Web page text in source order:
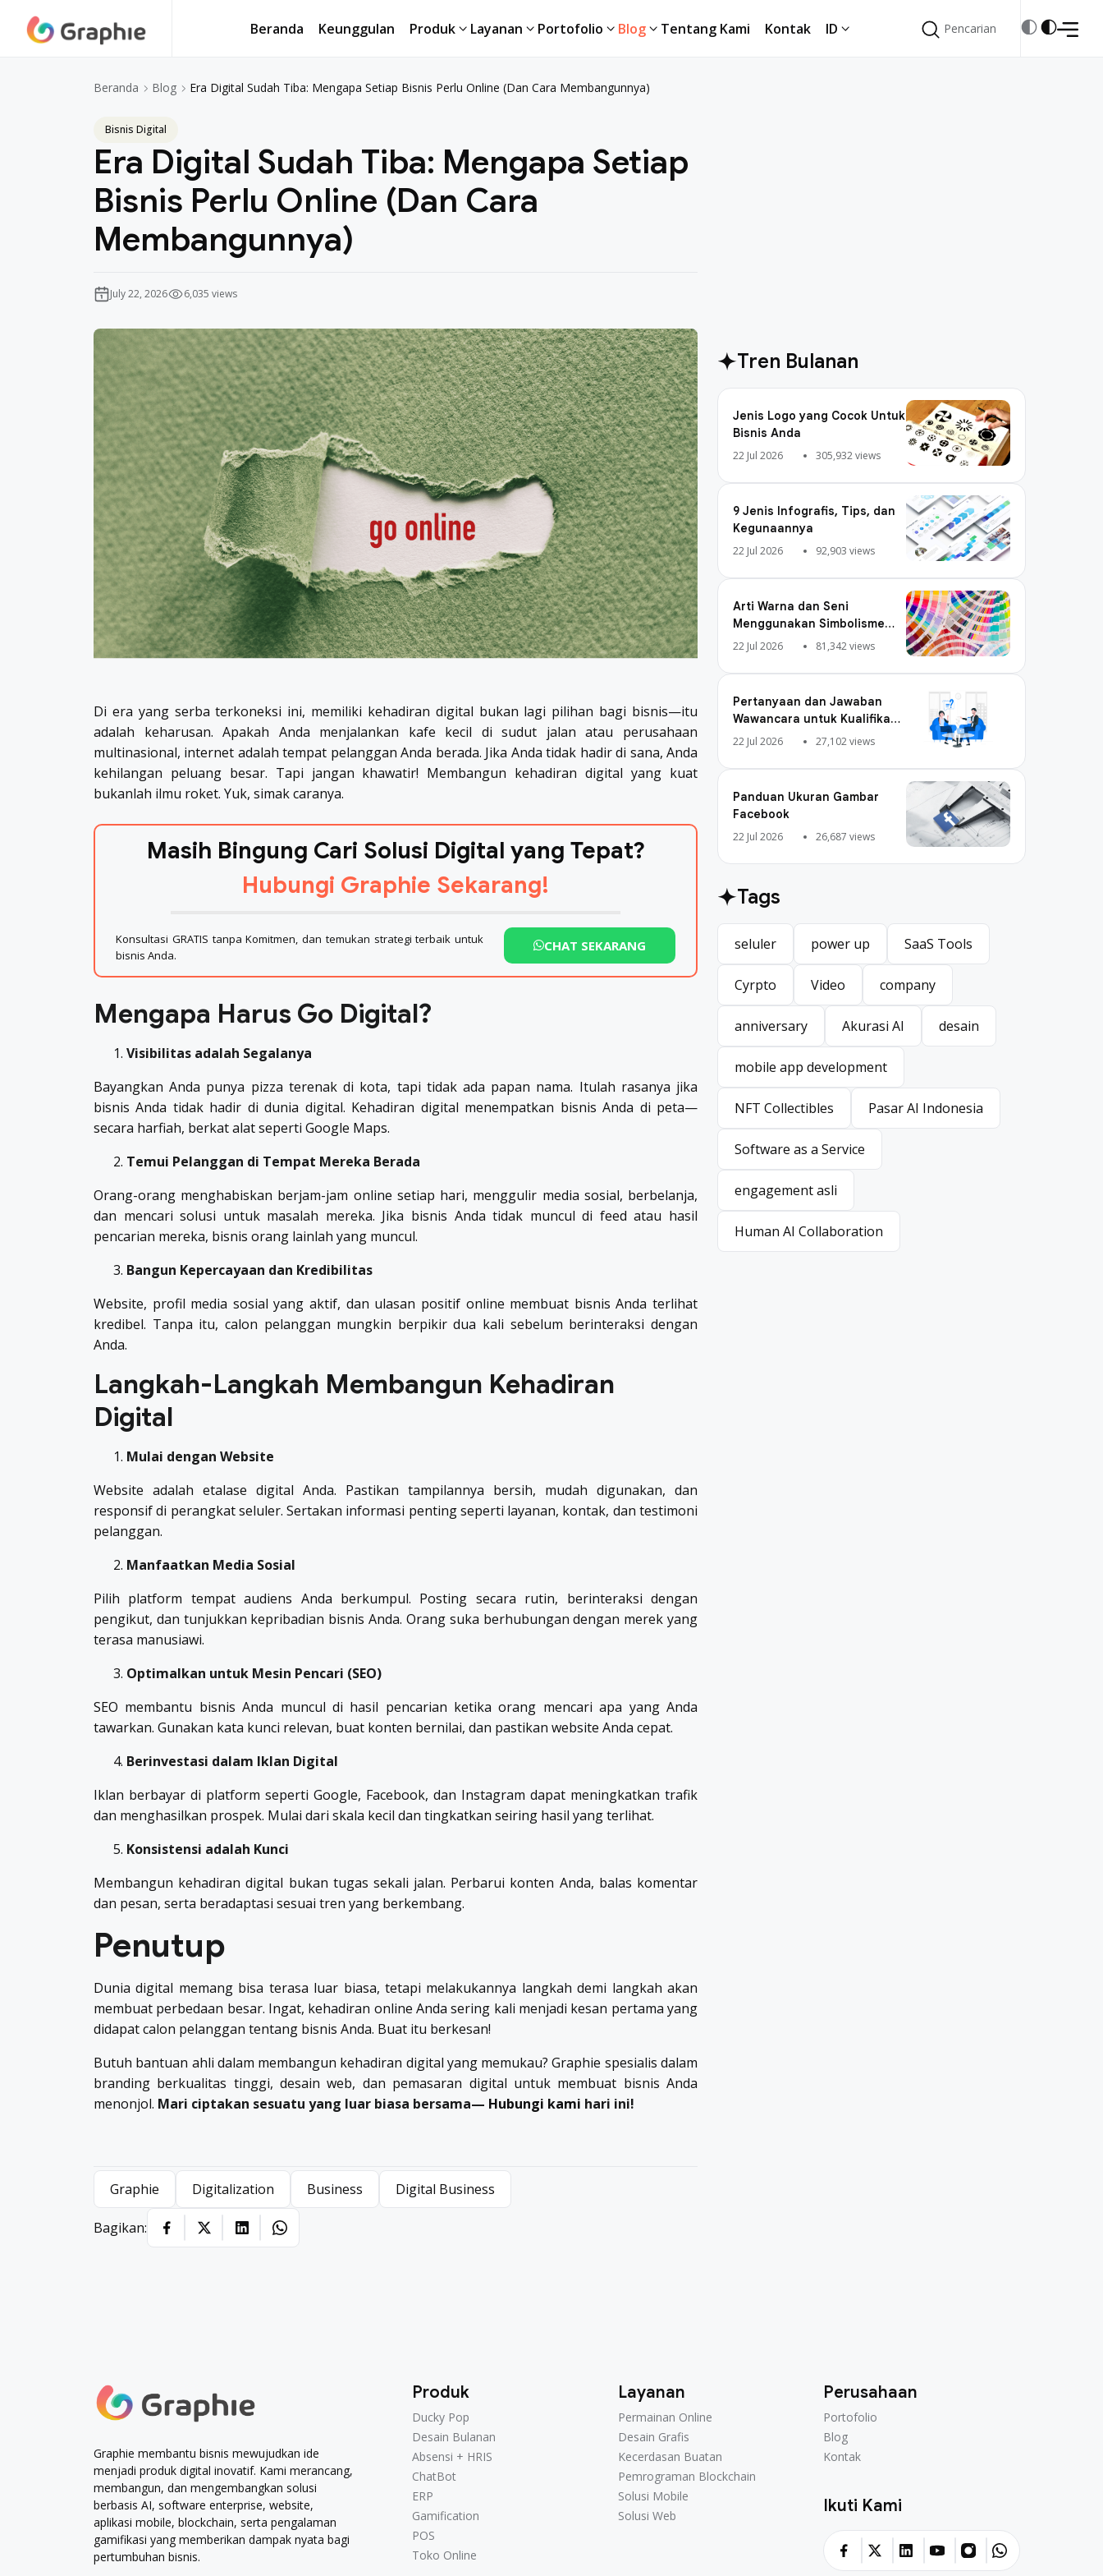
Beranda
Keunggulan
Produk
Layanan
Portofolio
Blog
Tentang Kami
Kontak
ID
Pencarian
Beranda Blog Era Digital Sudah Tiba: Mengapa Setiap Bisnis Perlu Online (Dan Cara Membangunnya)
Bisnis Digital
Era Digital Sudah Tiba: Mengapa Setiap
Bisnis Perlu Online (Dan Cara
Membangunnya)
July 22, 2026 6,035 views
Di era yang serba terkoneksi ini, memiliki kehadiran digital bukan lagi pilihan bagi bisnis—itu
adalah keharusan. Apakah Anda menjalankan kafe kecil di sudut jalan atau perusahaan
multinasional, internet adalah tempat pelanggan Anda berada. Jika Anda tidak hadir di sana, Anda
kehilangan peluang besar. Tapi jangan khawatir! Membangun kehadiran digital yang kuat
bukanlah ilmu roket. Yuk, simak caranya.
Masih Bingung Cari Solusi Digital yang Tepat?
Hubungi Graphie Sekarang!
Konsultasi GRATIS tanpa Komitmen, dan temukan strategi terbaik untuk
bisnis Anda.
CHAT SEKARANG
Mengapa Harus Go Digital?
Visibilitas adalah Segalanya
Bayangkan Anda punya pizza terenak di kota, tapi tidak ada papan nama. Itulah rasanya jika
bisnis Anda tidak hadir di dunia digital. Kehadiran digital menempatkan bisnis Anda di peta—
secara harfiah, berkat alat seperti Google Maps.
Temui Pelanggan di Tempat Mereka Berada
Orang-orang menghabiskan berjam-jam online setiap hari, menggulir media sosial, berbelanja,
dan mencari solusi untuk masalah mereka. Jika bisnis Anda tidak muncul di feed atau hasil
pencarian mereka, bisnis orang lainlah yang muncul.
Bangun Kepercayaan dan Kredibilitas
Website, profil media sosial yang aktif, dan ulasan positif online membuat bisnis Anda terlihat
kredibel. Tanpa itu, calon pelanggan mungkin berpikir dua kali sebelum berinteraksi dengan
Anda.
Langkah-Langkah Membangun Kehadiran
Digital
Mulai dengan Website
Website adalah etalase digital Anda. Pastikan tampilannya bersih, mudah digunakan, dan
responsif di perangkat seluler. Sertakan informasi penting seperti layanan, kontak, dan testimoni
pelanggan.
Manfaatkan Media Sosial
Pilih platform tempat audiens Anda berkumpul. Posting secara rutin, berinteraksi dengan
pengikut, dan tunjukkan kepribadian bisnis Anda. Orang suka berhubungan dengan merek yang
terasa manusiawi.
Optimalkan untuk Mesin Pencari (SEO)
SEO membantu bisnis Anda muncul di hasil pencarian ketika orang mencari apa yang Anda
tawarkan. Gunakan kata kunci relevan, buat konten bernilai, dan pastikan website Anda cepat.
Berinvestasi dalam Iklan Digital
Iklan berbayar di platform seperti Google, Facebook, dan Instagram dapat meningkatkan trafik
dan menghasilkan prospek. Mulai dari skala kecil dan tingkatkan seiring hasil yang terlihat.
Konsistensi adalah Kunci
Membangun kehadiran digital bukan tugas sekali jalan. Perbarui konten Anda, balas komentar
dan pesan, serta beradaptasi sesuai tren yang berkembang.
Penutup
Dunia digital memang bisa terasa luar biasa, tetapi melakukannya langkah demi langkah akan
membuat perbedaan besar. Ingat, kehadiran online Anda sering kali menjadi kesan pertama yang
didapat calon pelanggan tentang bisnis Anda. Buat itu berkesan!
Butuh bantuan ahli dalam membangun kehadiran digital yang memukau? Graphie spesialis dalam
branding berkualitas tinggi, desain web, dan pemasaran digital untuk membuat bisnis Anda
menonjol. Mari ciptakan sesuatu yang luar biasa bersama— Hubungi kami hari ini!
Graphie Digitalization Business Digital Business
Bagikan:
Tren Bulanan
Jenis Logo yang Cocok Untuk
Bisnis Anda
22 Jul 2026 305,932 views
9 Jenis Infografis, Tips, dan
Kegunaannya
22 Jul 2026 92,903 views
Arti Warna dan Seni
Menggunakan Simbolisme
Warna
22 Jul 2026 81,342 views
Pertanyaan dan Jawaban
Wawancara untuk Kualifikasi
Digital Marketing
22 Jul 2026 27,102 views
Panduan Ukuran Gambar
Facebook
22 Jul 2026 26,687 views
Tags
seluler
seluler
power up
power up
SaaS Tools
SaaS Tools
Cyrpto
Cyrpto
Video
Video
company
company
anniversary
anniversary
Akurasi AI
Akurasi AI
desain
desain
mobile app development
mobile app development
NFT Collectibles
NFT Collectibles
Pasar AI Indonesia
Pasar AI Indonesia
Software as a Service
Software as a Service
engagement asli
engagement asli
Human AI Collaboration
Human AI Collaboration
Graphie membantu bisnis mewujudkan ide
menjadi produk digital inovatif. Kami merancang,
membangun, dan mengembangkan solusi
berbasis AI, software enterprise, website,
aplikasi mobile, blockchain, serta pengalaman
gamifikasi yang memberikan dampak nyata bagi
pertumbuhan bisnis.
Produk
Ducky Pop
Ducky Pop
Desain Bulanan
Desain Bulanan
Absensi + HRIS
Absensi + HRIS
ChatBot
ChatBot
ERP
ERP
Gamification
Gamification
POS
POS
Toko Online
Layanan
Permainan Online
Permainan Online
Desain Grafis
Desain Grafis
Kecerdasan Buatan
Kecerdasan Buatan
Pemrograman Blockchain
Pemrograman Blockchain
Solusi Mobile
Solusi Mobile
Solusi Web
Perusahaan
Portofolio
Portofolio
Blog
Blog
Kontak
Ikuti Kami